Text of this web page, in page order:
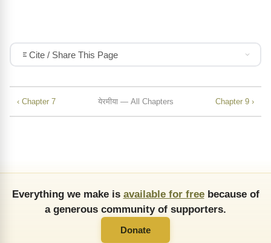
Cite / Share This Page
‹ Chapter 7 येरमीया — All Chapters Chapter 9 ›
Everything we make is available for freebecause of
a generous community of supporters.
Donate